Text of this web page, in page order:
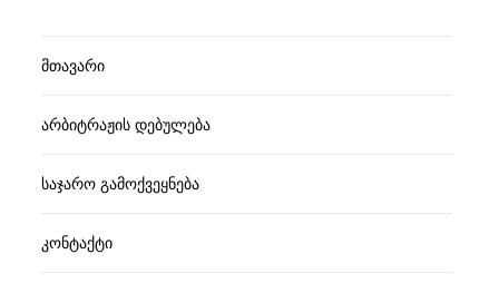
application
მთავარი
არბიტრაჟის დებულება
საჯარო გამოქვეყნება
კონტაქტი